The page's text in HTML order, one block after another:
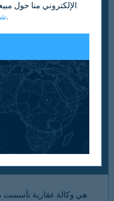
31 ديسمبر
£5,744,000
£1,110,000
£4,547,000
الإلكتروني منا حول
يمكنك إلغاء الاشتراك في أي وقت.